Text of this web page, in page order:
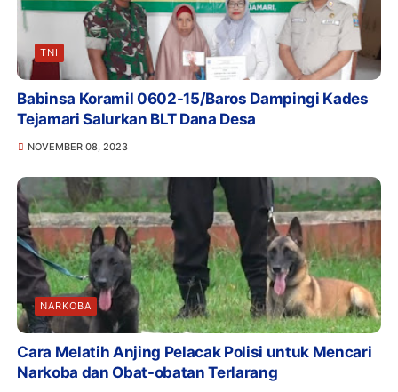
TNI
Babinsa Koramil 0602-15/Baros Dampingi Kades
Tejamari Salurkan BLT Dana Desa
NOVEMBER 08, 2023
NARKOBA
Cara Melatih Anjing Pelacak Polisi untuk Mencari
Narkoba dan Obat-obatan Terlarang